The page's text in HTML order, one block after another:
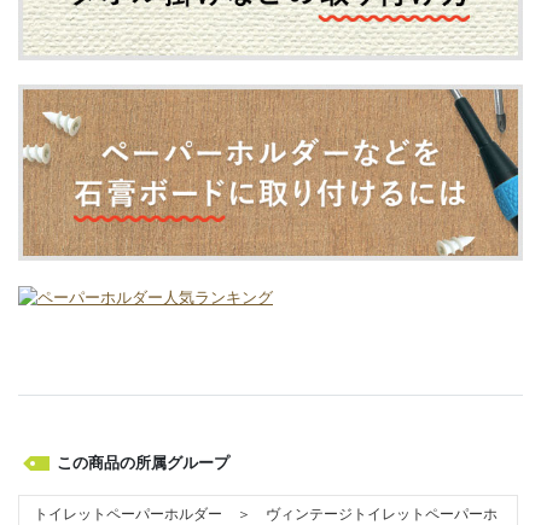
この商品の所属グループ
トイレットペーパーホルダー ＞ ヴィンテージトイレットペーパーホ